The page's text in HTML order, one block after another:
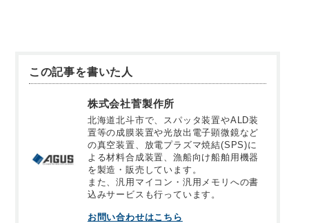
この記事を書いた人
株式会社菅製作所
北海道北斗市で、スパッタ装置やALD装
置等の成膜装置や光放出電子顕微鏡など
の真空装置、放電プラズマ焼結(SPS)に
よる材料合成装置、漁船向け船舶用機器
を製造・販売しています。
また、汎用マイコン・汎用メモリへの書
込みサービスも行っています。
お問い合わせはこちら